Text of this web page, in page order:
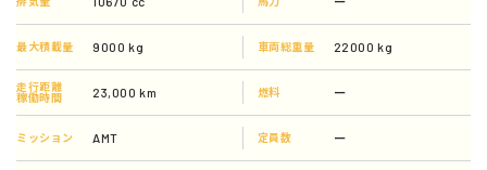
最大積載量 9000 kg 車両総重量 22000 kg
走行距離
稼働時間
23,000 km 燃料 ー
ミッション AMT 定員数 ー